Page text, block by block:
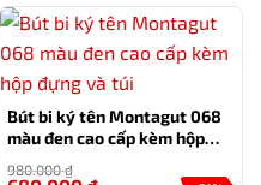
Bút bi ký tên Montagut 068
màu đen cao cấp kèm hộp
980.000₫